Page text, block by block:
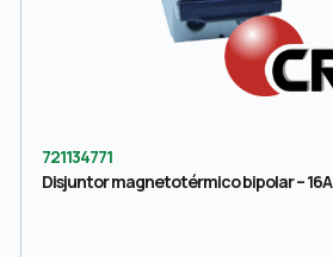
721134771
Disjuntor magnetotérmico bipolar – 16A